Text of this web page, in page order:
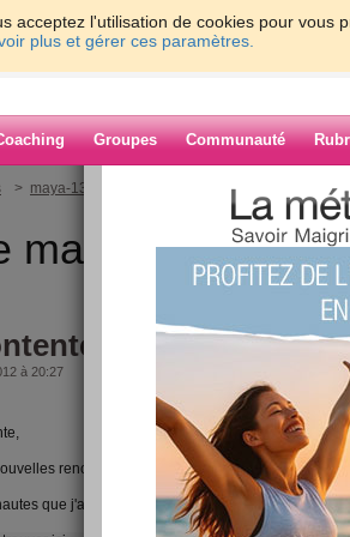
acceptez l'utilisation de cookies pour vous
plus et gérer ces paramètres.
Groupes Communauté
> maya-13
maya-13
à 20:27
rencontres,
que j'avais sur JMC.